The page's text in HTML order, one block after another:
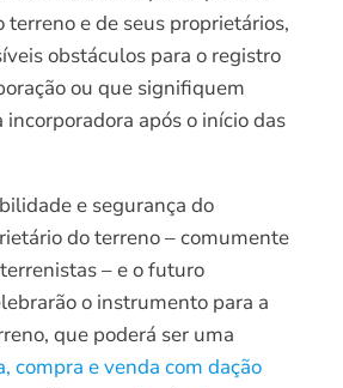
terreno e de seus proprietários,
obstáculos para o registro
ou que signifiquem
incorporadora após o início das
e segurança do
do terreno – comumente
– e o futuro
o instrumento para a
que poderá ser uma
compra e venda com dação